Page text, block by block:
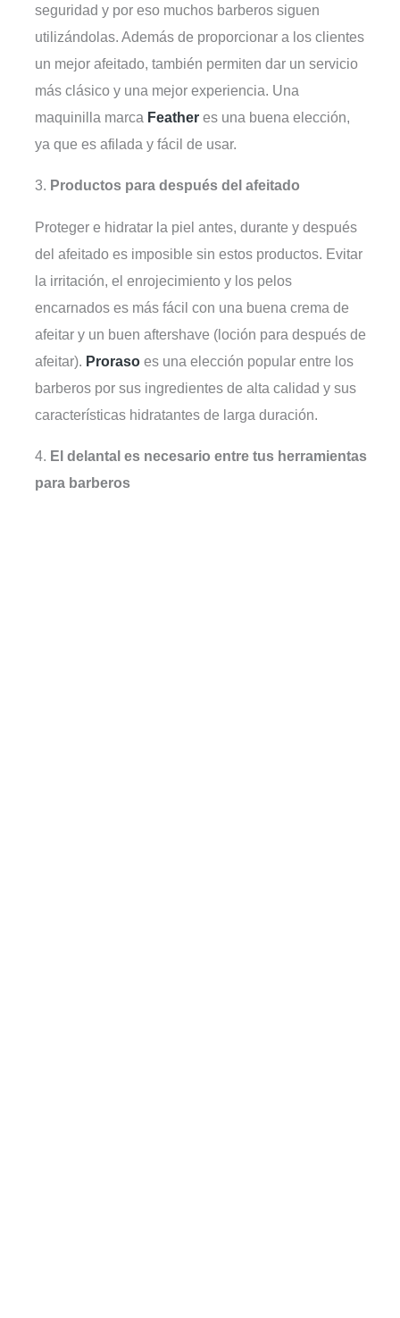
seguridad y por eso muchos barberos siguen
utilizándolas. Además de proporcionar a los clientes
un mejor afeitado, también permiten dar un servicio
más clásico y una mejor experiencia. Una
maquinilla marca Feather es una buena elección,
ya que es afilada y fácil de usar.
3. Productos para después del afeitado
Proteger e hidratar la piel antes, durante y después
del afeitado es imposible sin estos productos. Evitar
la irritación, el enrojecimiento y los pelos
encarnados es más fácil con una buena crema de
afeitar y un buen aftershave (loción para después de
afeitar). Proraso es una elección popular entre los
barberos por sus ingredientes de alta calidad y sus
características hidratantes de larga duración.
4. El delantal es necesario entre tus herramientas
para barberos